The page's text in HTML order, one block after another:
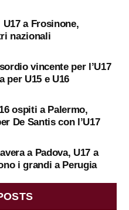
a Frosinone,
nazionali
vincente per l’U17
per U15 e U16
ospiti a Palermo,
De Santis con l’U17
a Padova, U17 a
i grandi a Perugia